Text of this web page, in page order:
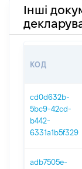
Інші
КОД
cd0d632b-
5bc9-42cd-
b442-
6331a1b5f329
adb7505e-